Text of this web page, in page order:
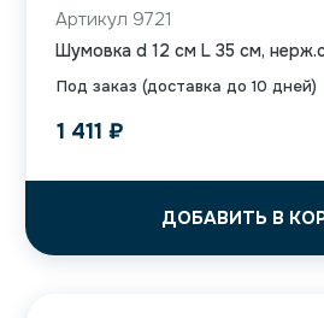
Под заказ (доставка до 10 дней)
Артикул 9721
Шумовка d 12 см L 35 см,
1 411 ₽
ДОБАВИТЬ В